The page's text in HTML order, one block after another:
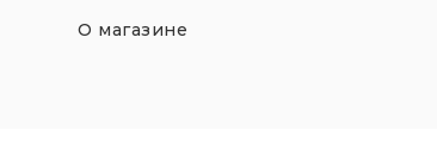
О магазине